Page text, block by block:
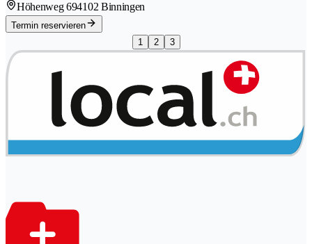
Höhenweg 694102 Binningen
Termin reservieren
1
2 3